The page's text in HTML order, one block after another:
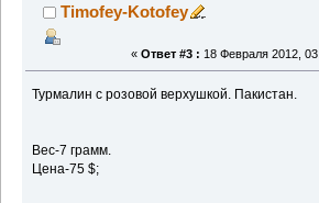
Timofey-Kotofey
« Ответ #3 : 18 Февраля 2012,
Турмалин с розовой верхушкой. Пакистан.
Вес-7 грамм.
Цена-75 $;